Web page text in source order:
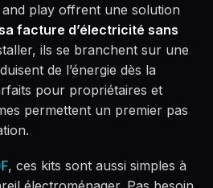
play offrent une solution
facture d’électricité sans
ils se branchent sur une
de l’énergie dès la
pour propriétaires et
permettent un premier pas
, ces kits sont aussi simples à